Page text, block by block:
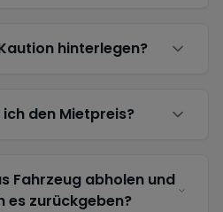
hinterlegen?
den Mietpreis?
Fahrzeug abholen und
es zurückgeben?